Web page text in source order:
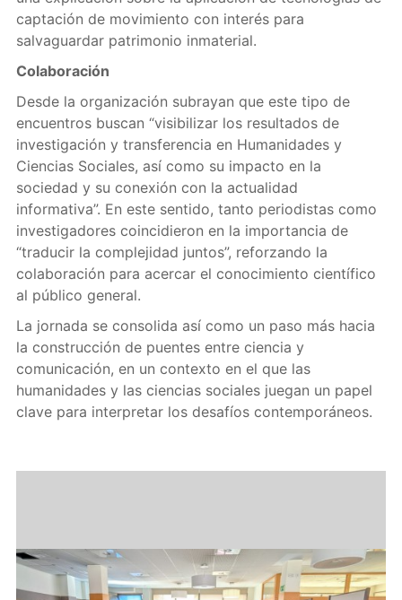
captación de movimiento con interés para
salvaguardar patrimonio inmaterial.
Colaboración
Desde la organización subrayan que este tipo de
encuentros buscan “visibilizar los resultados de
investigación y transferencia en Humanidades y
Ciencias Sociales, así como su impacto en la
sociedad y su conexión con la actualidad
informativa”. En este sentido, tanto periodistas como
investigadores coincidieron en la importancia de
“traducir la complejidad juntos”, reforzando la
colaboración para acercar el conocimiento científico
al público general.
La jornada se consolida así como un paso más hacia
la construcción de puentes entre ciencia y
comunicación, en un contexto en el que las
humanidades y las ciencias sociales juegan un papel
clave para interpretar los desafíos contemporáneos.